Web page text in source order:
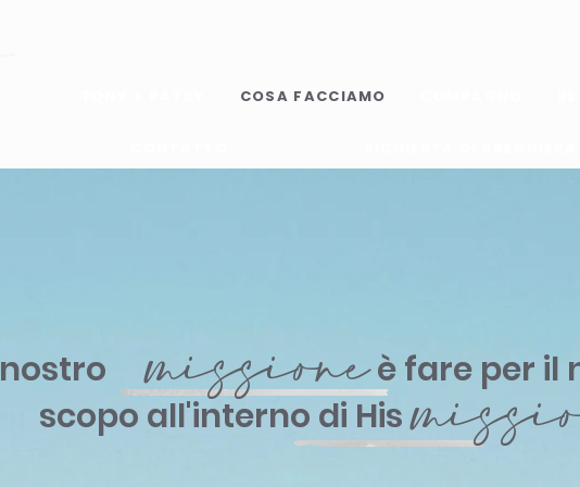
COSA FACCIAMO
nostro missioneè fare per il
scopo all'interno di His